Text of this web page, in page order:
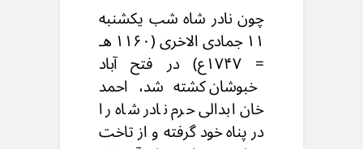
چون نادر شاه شب یکشنبه
۱۱ جمادی الاخری (۱۱۶۰ هـ
= ۱۷۴۷ع) در فتح آباد
خبوشان کشته شد، احمد
خان ابدالی حرم نادر شاه را
در پناه خود گرفته و از تاخت